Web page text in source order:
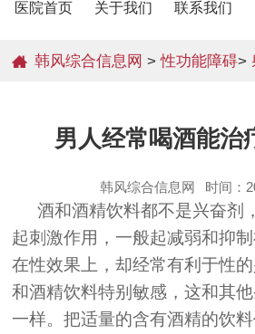
医院首页 关于我们 联系我们
韩风综合信息网 >性功能障碍>
男人经常喝酒能治
韩风综合信息网 时间：
酒和酒精饮料都不是兴奋剂
起刺激作用，一般起减弱和抑
在性效果上，却经常有利于性
和酒精饮料特别敏感，这和其
一样。把适量的含有酒精的饮